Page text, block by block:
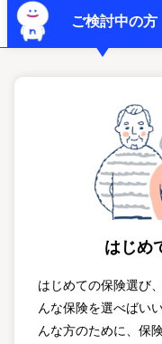
ご検討中の方
はじめ
はじめての保険選び
んな保険を選べばい
んな方のために、保